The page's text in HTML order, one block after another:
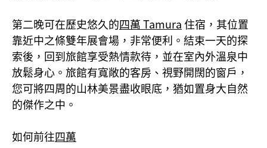
第二晚可在歷史悠久的四萬 Tamura 住宿，其位置
靠近中之條雙年展會場，非常便利。結束一天的探
索後，回到旅館享受熱情款待，並在室內外溫泉中
放鬆身心。旅館有寬敞的客房、視野開闊的窗戶，
您可將四周的山林美景盡收眼底，猶如置身大自然
的傑作之中。
如何前往四萬